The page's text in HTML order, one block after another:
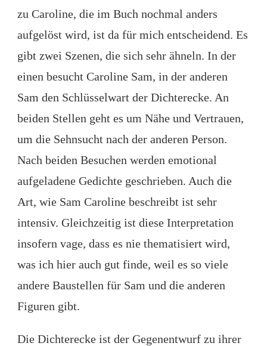
zu Caroline, die im Buch nochmal anders
aufgelöst wird, ist da für mich entscheidend. Es
gibt zwei Szenen, die sich sehr ähneln. In der
einen besucht Caroline Sam, in der anderen
Sam den Schlüsselwart der Dichterecke. An
beiden Stellen geht es um Nähe und Vertrauen,
um die Sehnsucht nach der anderen Person.
Nach beiden Besuchen werden emotional
aufgeladene Gedichte geschrieben. Auch die
Art, wie Sam Caroline beschreibt ist sehr
intensiv. Gleichzeitig ist diese Interpretation
insofern vage, dass es nie thematisiert wird,
was ich hier auch gut finde, weil es so viele
andere Baustellen für Sam und die anderen
Figuren gibt.
Die Dichterecke ist der Gegenentwurf zu ihrer